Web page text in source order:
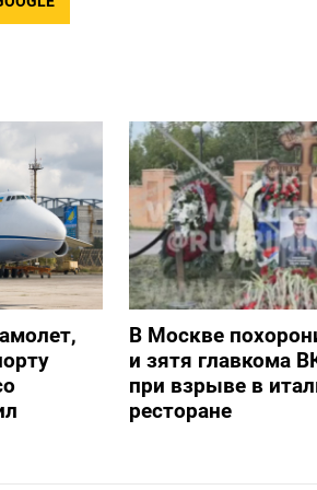
В Москве
и зятя главкома
при взрыве в
ресторане